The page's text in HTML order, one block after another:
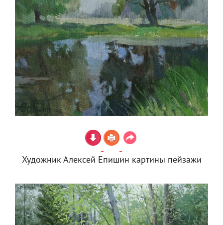
Художник Алексей Епишин картины пейзажи